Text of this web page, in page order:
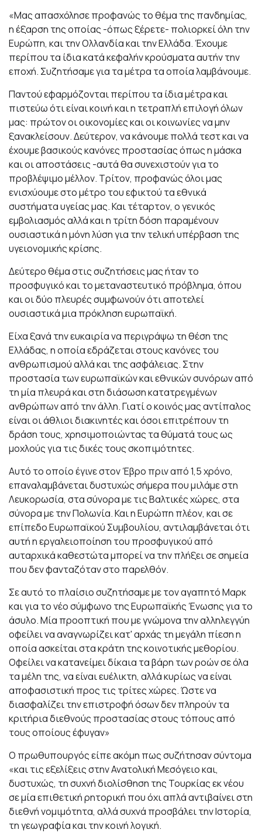
«Μας απασχόλησε προφανώς το θέμα της πανδημίας,
η έξαρση της οποίας -όπως ξέρετε- πολιορκεί όλη την
Ευρώπη, και την Ολλανδία και την Ελλάδα. Έχουμε
περίπου τα ίδια κατά κεφαλήν κρούσματα αυτήν την
εποχή. Συζητήσαμε για τα μέτρα τα οποία λαμβάνουμε.
Παντού εφαρμόζονται περίπου τα ίδια μέτρα και
πιστεύω ότι είναι κοινή και η τετραπλή επιλογή όλων
μας: πρώτον οι οικονομίες και οι κοινωνίες να μην
ξανακλείσουν. Δεύτερον, να κάνουμε πολλά τεστ και να
έχουμε βασικούς κανόνες προστασίας όπως η μάσκα
και οι αποστάσεις -αυτά θα συνεχιστούν για το
προβλέψιμο μέλλον. Τρίτον, προφανώς όλοι μας
ενισχύουμε στο μέτρο του εφικτού τα εθνικά
συστήματα υγείας μας. Και τέταρτον, ο γενικός
εμβολιασμός αλλά και η τρίτη δόση παραμένουν
ουσιαστικά η μόνη λύση για την τελική υπέρβαση της
υγειονομικής κρίσης.
Δεύτερο θέμα στις συζητήσεις μας ήταν το
προσφυγικό και το μεταναστευτικό πρόβλημα, όπου
και οι δύο πλευρές συμφωνούν ότι αποτελεί
ουσιαστικά μια πρόκληση ευρωπαϊκή.
Είχα ξανά την ευκαιρία να περιγράψω τη θέση της
Ελλάδας, η οποία εδράζεται στους κανόνες του
ανθρωπισμού αλλά και της ασφάλειας. Στην
προστασία των ευρωπαϊκών και εθνικών συνόρων από
τη μία πλευρά και στη διάσωση κατατρεγμένων
ανθρώπων από την άλλη. Γιατί ο κοινός μας αντίπαλος
είναι οι άθλιοι διακινητές και όσοι επιτρέπουν τη
δράση τους, χρησιμοποιώντας τα θύματά τους ως
μοχλούς για τις δικές τους σκοπιμότητες.
Αυτό το οποίο έγινε στον Έβρο πριν από 1,5 χρόνο,
επαναλαμβάνεται δυστυχώς σήμερα που μιλάμε στη
Λευκορωσία, στα σύνορα με τις Βαλτικές χώρες, στα
σύνορα με την Πολωνία. Και η Ευρώπη πλέον, και σε
επίπεδο Ευρωπαϊκού Συμβουλίου, αντιλαμβάνεται ότι
αυτή η εργαλειοποίηση του προσφυγικού από
αυταρχικά καθεστώτα μπορεί να την πλήξει σε σημεία
που δεν φανταζόταν στο παρελθόν.
Σε αυτό το πλαίσιο συζητήσαμε με τον αγαπητό Μαρκ
και για το νέο σύμφωνο της Ευρωπαϊκής Ένωσης για το
άσυλο. Μία προοπτική που με γνώμονα την αλληλεγγύη
οφείλει να αναγνωρίζει κατ' αρχάς τη μεγάλη πίεση η
οποία ασκείται στα κράτη της κοινοτικής μεθορίου.
Οφείλει να κατανείμει δίκαια τα βάρη των ροών σε όλα
τα μέλη της, να είναι ευέλικτη, αλλά κυρίως να είναι
αποφασιστική προς τις τρίτες χώρες. Ώστε να
διασφαλίζει την επιστροφή όσων δεν πληρούν τα
κριτήρια διεθνούς προστασίας στους τόπους από
τους οποίους έφυγαν»
Ο πρωθυπουργός είπε ακόμη πως συζήτησαν σύντομα
«και τις εξελίξεις στην Ανατολική Μεσόγειο και,
δυστυχώς, τη συχνή διολίσθηση της Τουρκίας εκ νέου
σε μία επιθετική ρητορική που όχι απλά αντιβαίνει στη
διεθνή νομιμότητα, αλλά συχνά προσβάλει την Ιστορία,
τη γεωγραφία και την κοινή λογική.